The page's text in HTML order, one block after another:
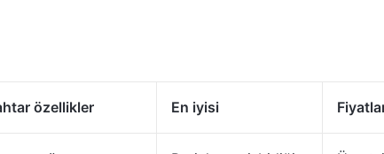
özellikler En iyisi